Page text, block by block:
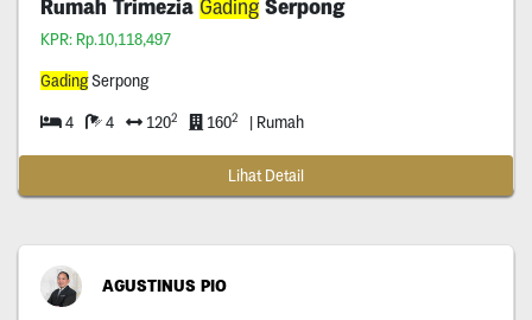
Rumah Trimezia GadingSerpong
KPR: Rp.10,118,497
GadingSerpong
4 4 1202 1602 | Rumah
Lihat Detail
AGUSTINUS PIO